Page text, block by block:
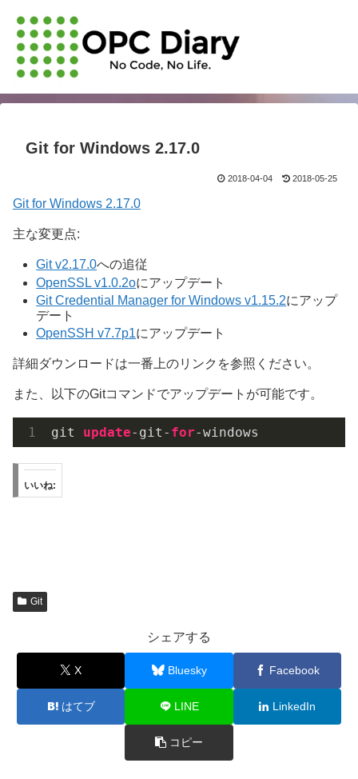
Git for Windows 2.17.0
2018-04-04 2018-05-25
Git for Windows 2.17.0
主な変更点:
Git v2.17.0への追従
OpenSSL v1.0.2oにアップデート
Git Credential Manager for Windows v1.15.2にアップ
デート
OpenSSH v7.7p1にアップデート
詳細ダウンロードは一番上のリンクを参照ください。
また、以下のGitコマンドでアップデートが可能です。
git update-git- for-windows
いいね:
Git
シェアする
X Bluesky Facebook
はてブ LINE LinkedIn
コピー